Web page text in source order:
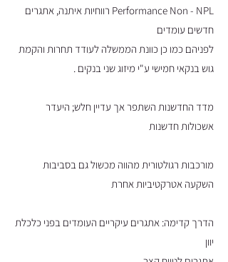
Performance Non - NPL רווחיות איתנה, אתגרים
חדשים עומדים
לפניהם כמו כן כוונת הממשלה לעודד תחרות והקמת
גוש בנקאי חמישי ע"י מיזוג שני בנקים .
מדד החדשנות השתפר אך עדיין חלש; היעדר
אשכולות חדשנות
מורכבות רגולטורית מהווה מכשול גם בסביבות
השקעה אטרקטיביות אחרת
הדרך קדימה: אתגרים עיקריים העומדים בפני כלכלת
יוון